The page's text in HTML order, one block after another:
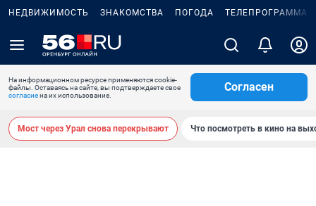
НЕДВИЖИМОСТЬ ЗНАКОМСТВА ПОГОДА ТЕЛЕПРОГРАММА
На информационном ресурсе применяются cookie-
файлы. Оставаясь на сайте, вы подтверждаете свое
согласиена их использование.
Согласен
Мост через Урал снова перекрывают Что посмотреть в кино на